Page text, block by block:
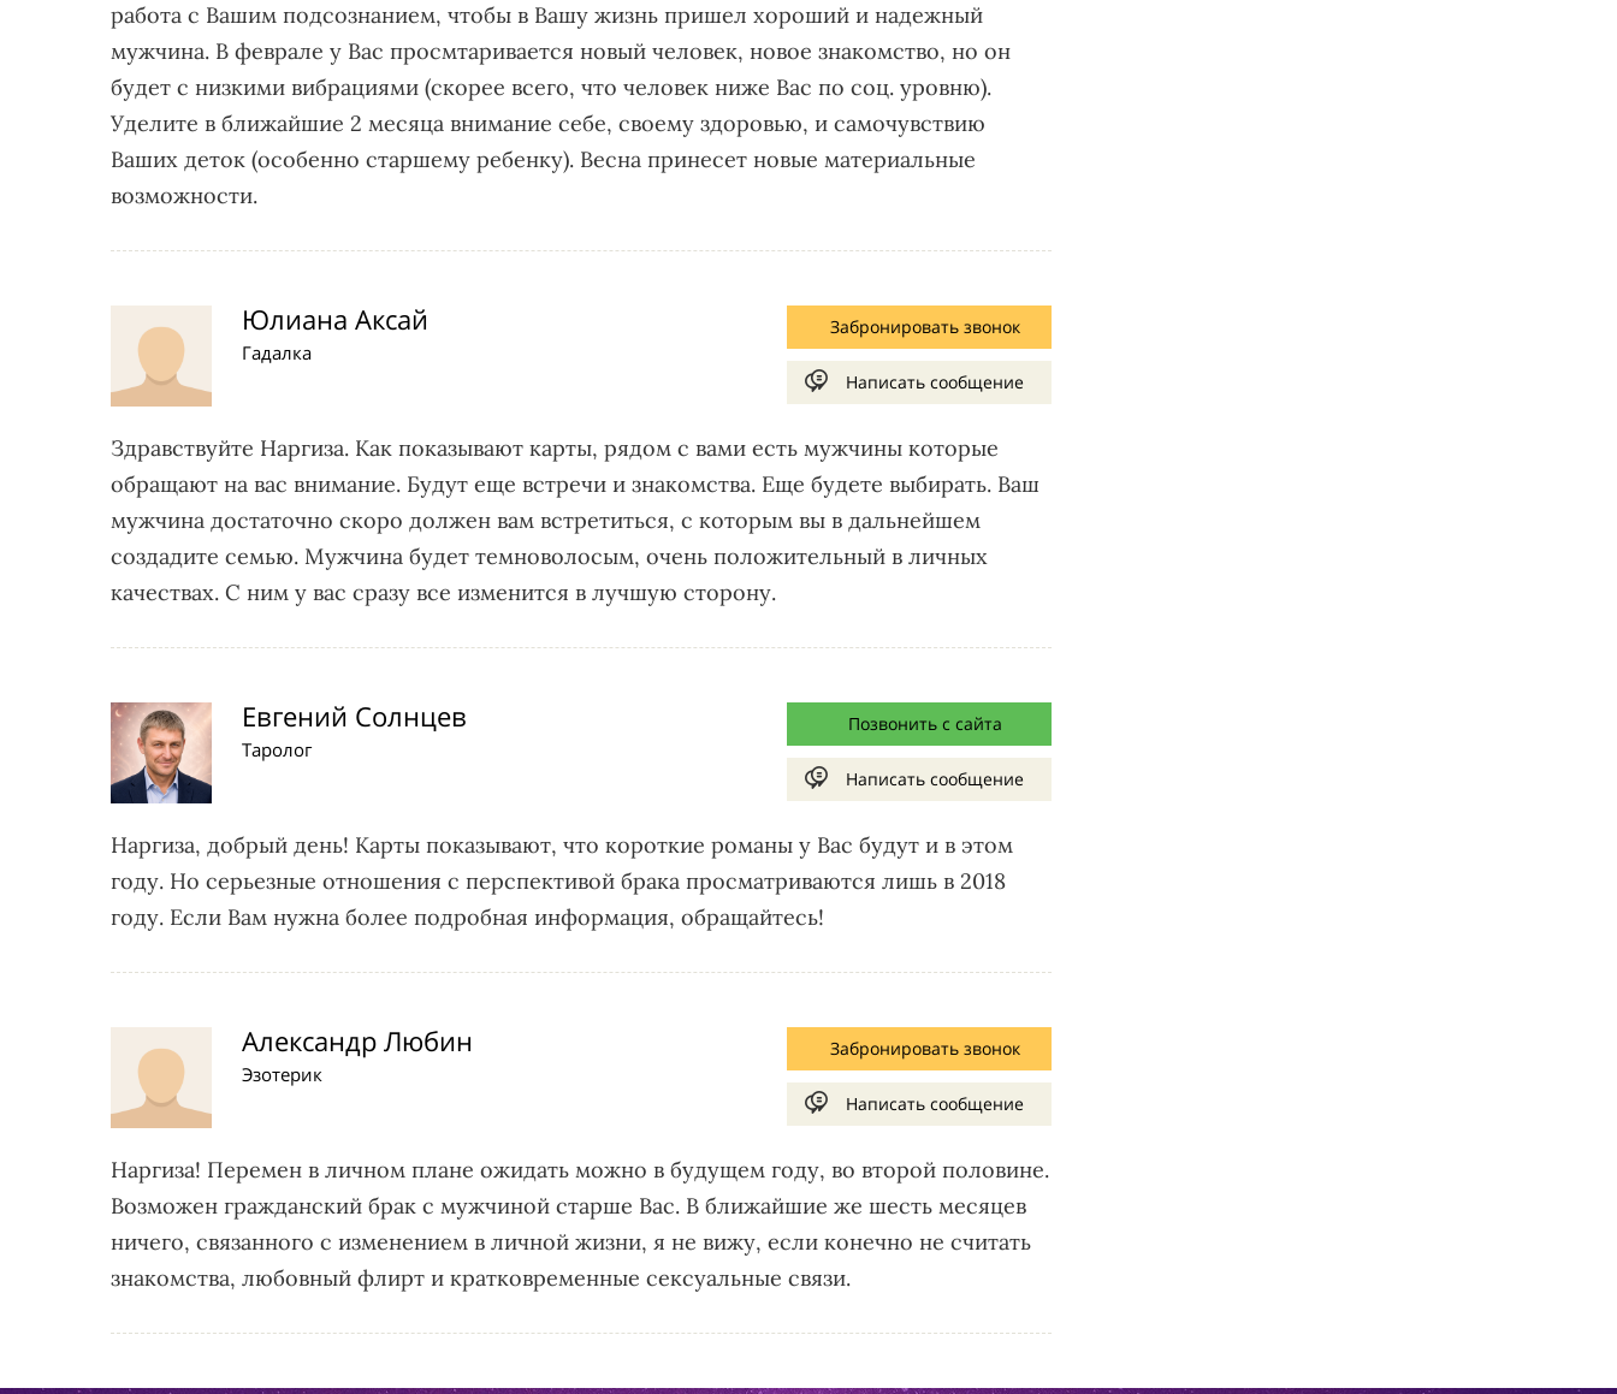
работа с Вашим подсознанием, чтобы в Вашу жизнь пришел хороший и надежный
мужчина. В феврале у Вас просмтаривается новый человек, новое знакомство, но он
будет с низкими вибрациями (скорее всего, что человек ниже Вас по соц. уровню).
Уделите в ближайшие 2 месяца внимание себе, своему здоровью, и самочувствию
Ваших деток (особенно старшему ребенку). Весна принесет новые материальные
возможности.
Юлиана Аксай
Гадалка
Забронировать звонок
Написать сообщение
Здравствуйте Наргиза. Как показывают карты, рядом с вами есть мужчины которые
обращают на вас внимание. Будут еще встречи и знакомства. Еще будете выбирать. Ваш
мужчина достаточно скоро должен вам встретиться, с которым вы в дальнейшем
создадите семью. Мужчина будет темноволосым, очень положительный в личных
качествах. С ним у вас сразу все изменится в лучшую сторону.
Евгений Солнцев
Таролог
Позвонить с сайта
Написать сообщение
Наргиза, добрый день! Карты показывают, что короткие романы у Вас будут и в этом
году. Но серьезные отношения с перспективой брака просматриваются лишь в 2018
году. Если Вам нужна более подробная информация, обращайтесь!
Александр Любин
Эзотерик
Забронировать звонок
Написать сообщение
Наргиза! Перемен в личном плане ожидать можно в будущем году, во второй половине.
Возможен гражданский брак с мужчиной старше Вас. В ближайшие же шесть месяцев
ничего, связанного с изменением в личной жизни, я не вижу, если конечно не считать
знакомства, любовный флирт и кратковременные сексуальные связи.